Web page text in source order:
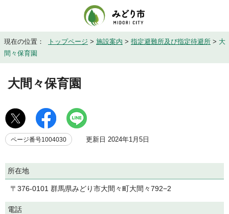
現在の位置： トップページ > 施設案内 > 指定避難所及び指定待避所 > 大
間々保育園
大間々保育園
ページ番号1004030 更新日 2024年1月5日
所在地
〒376-0101 群馬県みどり市大間々町大間々792−2
電話